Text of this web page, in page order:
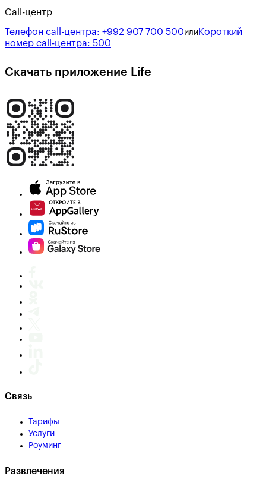
Call-центр
Телефон call-центра: +992 907 700 500или Короткий
номер call-центра: 500
Скачать приложение Life
Связь
Тарифы
Услуги
Роуминг
Развлечения